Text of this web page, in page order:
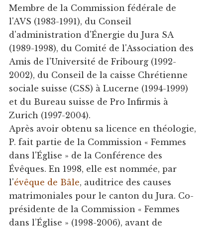
Membre de la Commission fédérale de
l'AVS (1983-1991), du Conseil
d'administration d'Énergie du Jura SA
(1989-1998), du Comité de l'Association des
Amis de l'Université de Fribourg (1992-
2002), du Conseil de la caisse Chrétienne
sociale suisse (CSS) à Lucerne (1994-1999)
et du Bureau suisse de Pro Infirmis à
Zurich (1997-2004).
Après avoir obtenu sa licence en théologie,
P. fait partie de la Commission « Femmes
dans l'Église » de la Conférence des
Évêques. En 1998, elle est nommée, par
l'évêque de Bâle, auditrice des causes
matrimoniales pour le canton du Jura. Co-
présidente de la Commission « Femmes
dans l’Église » (1998-2006), avant de